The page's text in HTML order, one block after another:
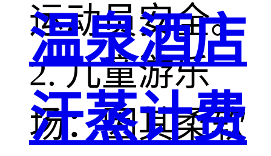
运动员安全。
2. 儿童游乐
场：因其柔软
温泉酒店
汗蒸计费